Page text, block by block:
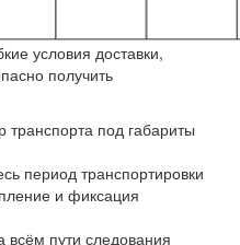
условия доставки,
получить
под габариты
период транспортировки
и фиксация
всём пути следования